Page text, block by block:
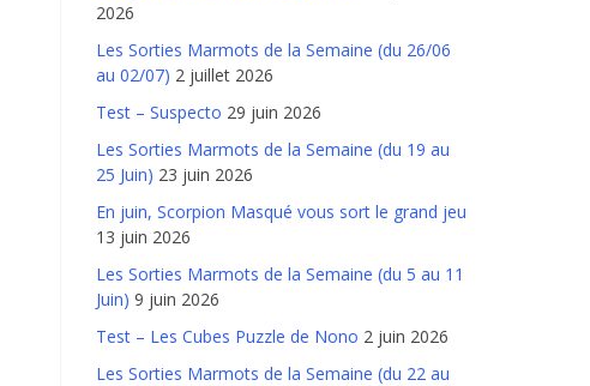
2026
Les Sorties Marmots de la Semaine (du 26/06
au 02/07) 2 juillet 2026
Test – Suspecto 29 juin 2026
Les Sorties Marmots de la Semaine (du 19 au
25 Juin) 23 juin 2026
En juin, Scorpion Masqué vous sort le grand jeu
13 juin 2026
Les Sorties Marmots de la Semaine (du 5 au 11
Juin) 9 juin 2026
Test – Les Cubes Puzzle de Nono 2 juin 2026
Les Sorties Marmots de la Semaine (du 22 au